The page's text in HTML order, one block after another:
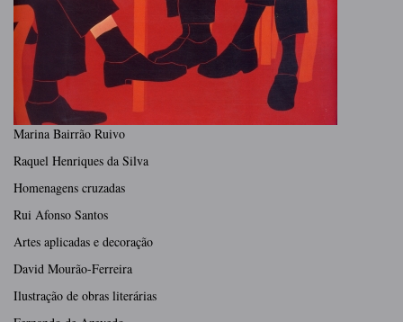
Marina Bairrão Ruivo
Raquel Henriques da Silva
Homenagens cruzadas
Rui Afonso Santos
Artes aplicadas e decoração
David Mourão-Ferreira
Ilustração de obras literárias